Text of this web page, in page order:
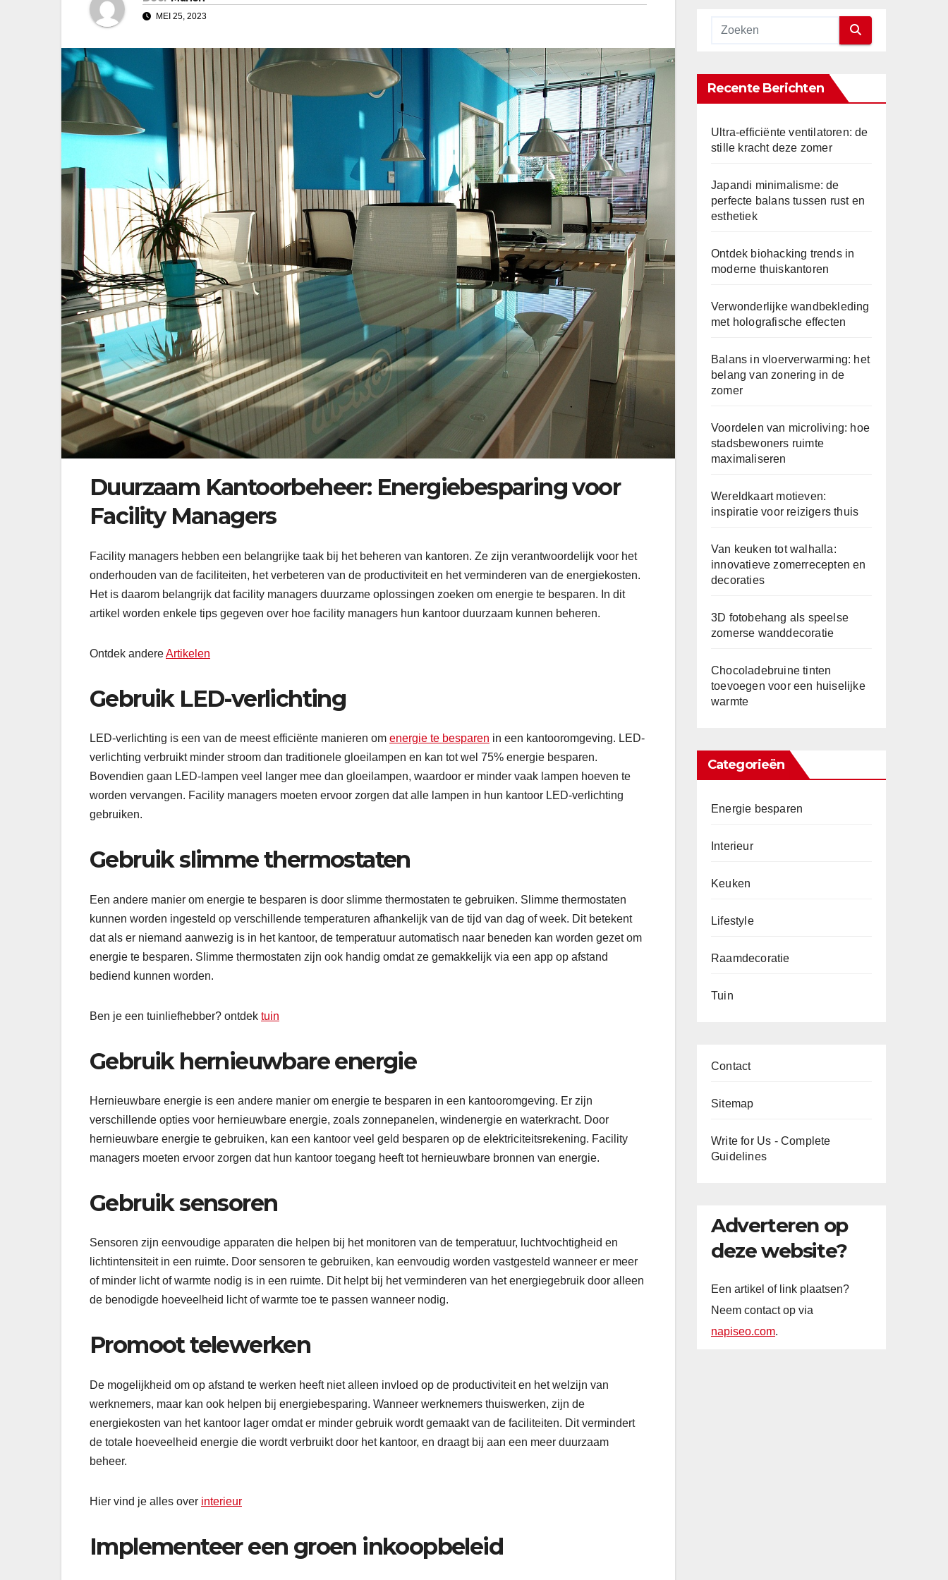
MEI 25, 2023
Duurzaam Kantoorbeheer: Energiebesparing voor
Facility Managers
Facility managers hebben een belangrijke taak bij het beheren van kantoren. Ze zijn verantwoordelijk voor het
onderhouden van de faciliteiten, het verbeteren van de productiviteit en het verminderen van de energiekosten.
Het is daarom belangrijk dat facility managers duurzame oplossingen zoeken om energie te besparen. In dit
artikel worden enkele tips gegeven over hoe facility managers hun kantoor duurzaam kunnen beheren.
Ontdek andereArtikelen
Gebruik LED-verlichting
LED-verlichting is een van de meest efficiënte manieren om energie te besparen in een kantooromgeving. LED-
verlichting verbruikt minder stroom dan traditionele gloeilampen en kan tot wel 75% energie besparen.
Bovendien gaan LED-lampen veel langer mee dan gloeilampen, waardoor er minder vaak lampen hoeven te
worden vervangen. Facility managers moeten ervoor zorgen dat alle lampen in hun kantoor LED-verlichting
gebruiken.
Gebruik slimme thermostaten
Een andere manier om energie te besparen is door slimme thermostaten te gebruiken. Slimme thermostaten
kunnen worden ingesteld op verschillende temperaturen afhankelijk van de tijd van dag of week. Dit betekent
dat als er niemand aanwezig is in het kantoor, de temperatuur automatisch naar beneden kan worden gezet om
energie te besparen. Slimme thermostaten zijn ook handig omdat ze gemakkelijk via een app op afstand
bediend kunnen worden.
Ben je een tuinliefhebber? ontdek tuin
Gebruik hernieuwbare energie
Hernieuwbare energie is een andere manier om energie te besparen in een kantooromgeving. Er zijn
verschillende opties voor hernieuwbare energie, zoals zonnepanelen, windenergie en waterkracht. Door
hernieuwbare energie te gebruiken, kan een kantoor veel geld besparen op de elektriciteitsrekening. Facility
managers moeten ervoor zorgen dat hun kantoor toegang heeft tot hernieuwbare bronnen van energie.
Gebruik sensoren
Sensoren zijn eenvoudige apparaten die helpen bij het monitoren van de temperatuur, luchtvochtigheid en
lichtintensiteit in een ruimte. Door sensoren te gebruiken, kan eenvoudig worden vastgesteld wanneer er meer
of minder licht of warmte nodig is in een ruimte. Dit helpt bij het verminderen van het energiegebruik door alleen
de benodigde hoeveelheid licht of warmte toe te passen wanneer nodig.
Promoot telewerken
De mogelijkheid om op afstand te werken heeft niet alleen invloed op de productiviteit en het welzijn van
werknemers, maar kan ook helpen bij energiebesparing. Wanneer werknemers thuiswerken, zijn de
energiekosten van het kantoor lager omdat er minder gebruik wordt gemaakt van de faciliteiten. Dit vermindert
de totale hoeveelheid energie die wordt verbruikt door het kantoor, en draagt bij aan een meer duurzaam
beheer.
Hier vind je alles over interieur
Implementeer een groen inkoopbeleid
Recente Berichten
Ultra-efficiënte ventilatoren: de
stille kracht deze zomer
Japandi minimalisme: de
perfecte balans tussen rust en
esthetiek
Ontdek biohacking trends in
moderne thuiskantoren
Verwonderlijke wandbekleding
met holografische effecten
Balans in vloerverwarming: het
belang van zonering in de
zomer
Voordelen van microliving: hoe
stadsbewoners ruimte
maximaliseren
Wereldkaart motieven:
inspiratie voor reizigers thuis
Van keuken tot walhalla:
innovatieve zomerrecepten en
decoraties
3D fotobehang als speelse
zomerse wanddecoratie
Chocoladebruine tinten
toevoegen voor een huiselijke
warmte
Categorieën
Energie besparen
Interieur
Keuken
Lifestyle
Raamdecoratie
Tuin
Contact
Sitemap
Write for Us - Complete
Guidelines
Adverteren op
deze website?
Een artikel of link plaatsen?
Neem contact op via
napiseo.com.